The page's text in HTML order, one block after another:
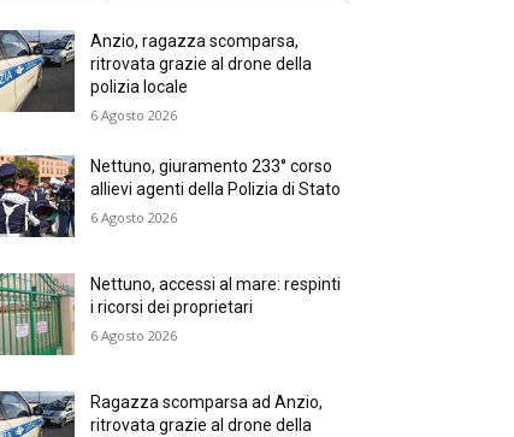
Anzio, ragazza scomparsa,
ritrovata grazie al drone della
polizia locale
6 Agosto 2026
Nettuno, giuramento 233° corso
allievi agenti della Polizia di Stato
6 Agosto 2026
Nettuno, accessi al mare: respinti
i ricorsi dei proprietari
6 Agosto 2026
Ragazza scomparsa ad Anzio,
ritrovata grazie al drone della